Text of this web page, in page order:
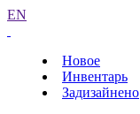
EN
Новое
Инвентарь
Задизайнено